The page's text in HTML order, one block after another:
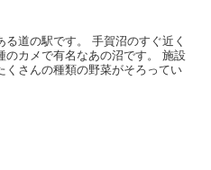
道の駅です。 手賀沼のすぐ近く
のカメで有名なあの沼です。 施設
くさんの種類の野菜がそろってい